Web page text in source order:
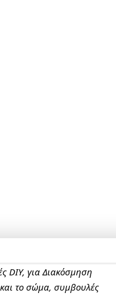
DIY, για Διακόσμηση
και το σώμα, συμβουλές